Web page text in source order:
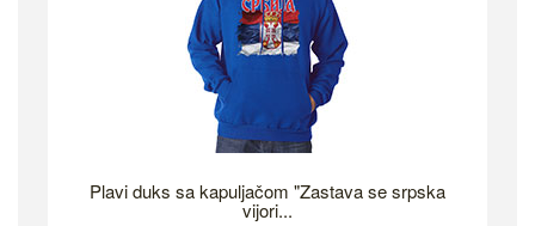
Plavi duks sa kapuljačom "Zastava se srpska
vijori...